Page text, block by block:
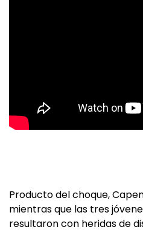
Producto del choque,
mientras que las tres
resultaron con heridas de